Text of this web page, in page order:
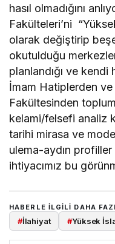
hasıl olmadığını
Fakülteleri’ni
olarak değiştirip
okutulduğu
planlandığı ve kendi
İmam Hatiplerden
Fakültesinden
kelami/felsefi analiz
tarihi mirasa ve
ulema-aydın
ihtiyacımız bu
HABERLE ILGILI DAHA
#İlahiyat #Yüksek